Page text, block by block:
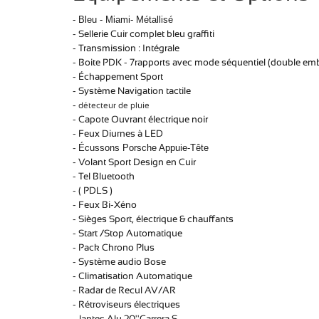
- Bleu - Miami- Métallisé
- Sellerie Cuir complet bleu graffiti
- Transmission : Intégrale
- Boite PDK - 7rapports avec mode séquentiel (double
- Échappement Sport
- Système Navigation tactile
- détecteur de pluie
- Capote Ouvrant électrique noir
- Feux Diurnes à LED
- Écussons Porsche Appuie-Tête
- Volant Sport Design en Cuir
- Tel Bluetooth
- ( PDLS )
- Feux Bi-Xéno
- Sièges Sport, électrique & chauffants
- Start /Stop Automatique
- Pack Chrono Plus
- Système audio Bose
- Climatisation Automatique
- Radar de Recul AV/AR
- Rétroviseurs électriques